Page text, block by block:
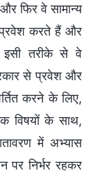
फिर वे सामान्य
करते हैं और
तरीके से वे
से प्रवेश और
करने के लिए,
विषयों के साथ,
में अभ्यास
पर निर्भर रहकर